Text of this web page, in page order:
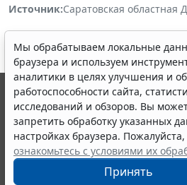
Источник:Саратовская областная
Мы обрабатываем локальные
браузера и используем
аналитики в целях улучшения и
работоспособности сайта,
исследований и обзоров. Вы
запретить обработку указанных
настройках браузера. Пожалуйста,
ознакомьтесь с условиями их
Принять
© ООО "НПП "ГАРАНТ-СЕРВИС",
выпускается с 1990 года.
являются участниками
информации ГАРАНТ.
Портал ГАРАНТ.РУ зарегистрирован
издания Федеральной службой по